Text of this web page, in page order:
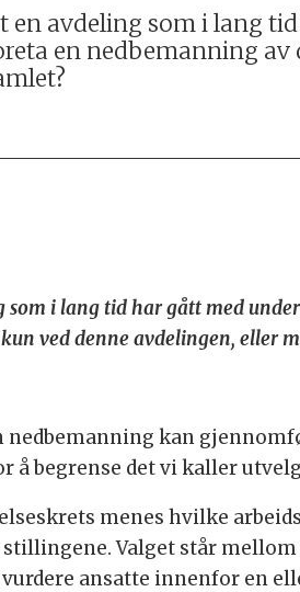
en avdeling som i lang
en nedbemanning av
i lang tid har gått med
ved denne avdelingen, eller
nedbemanning kan
å begrense det vi kaller
menes hvilke
Valget står
vurdere ansatte innenfor en